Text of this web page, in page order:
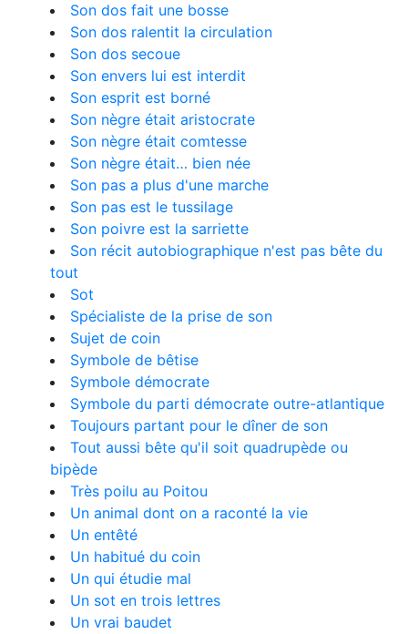
Son dos fait une bosse
Son dos ralentit la circulation
Son dos secoue
Son envers lui est interdit
Son esprit est borné
Son nègre était aristocrate
Son nègre était comtesse
Son nègre était… bien née
Son pas a plus d'une marche
Son pas est le tussilage
Son poivre est la sarriette
Son récit autobiographique n'est pas bête du
tout
Sot
Spécialiste de la prise de son
Sujet de coin
Symbole de bêtise
Symbole démocrate
Symbole du parti démocrate outre-atlantique
Toujours partant pour le dîner de son
Tout aussi bête qu'il soit quadrupède ou
bipède
Très poilu au Poitou
Un animal dont on a raconté la vie
Un entêté
Un habitué du coin
Un qui étudie mal
Un sot en trois lettres
Un vrai baudet